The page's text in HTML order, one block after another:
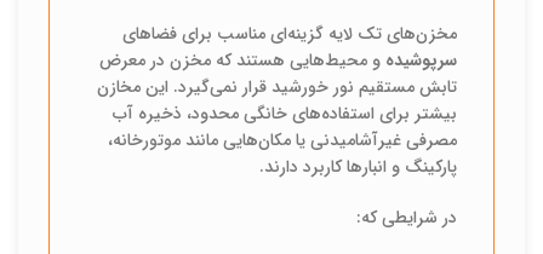
مخزن‌های تک لایه گزینه‌ای مناسب برای فضاهای
سرپوشیده و محیط‌هایی هستند که مخزن در معرض
تابش مستقیم نور خورشید قرار نمی‌گیرد. این مخازن
بیشتر برای استفاده‌های خانگی محدود، ذخیره آب
مصرفی غیرآشامیدنی یا مکان‌هایی مانند موتورخانه،
پارکینگ و انبارها کاربرد دارند.
در شرایطی که: